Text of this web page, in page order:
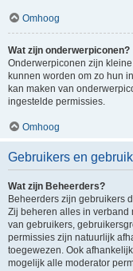
Omhoog
Wat zijn onderwerpiconen?
Onderwerpiconen zijn
kunnen worden om zo hun
kan maken van
ingestelde permissies.
Omhoog
Gebruikers en
Wat zijn Beheerders?
Beheerders zijn gebruikers
Zij beheren alles in verband
van gebruikers,
permissies zijn natuurlijk
toegewezen. Ook
mogelijk alle moderator